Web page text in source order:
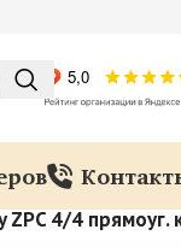
ZPC 4/4 прямоуг.